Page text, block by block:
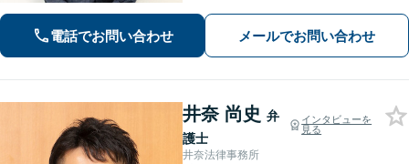
あり】
電話でお問い合わせ メールでお問い合わせ
井奈 尚史 弁
護士
インタビューを
見る
井奈法律事務所